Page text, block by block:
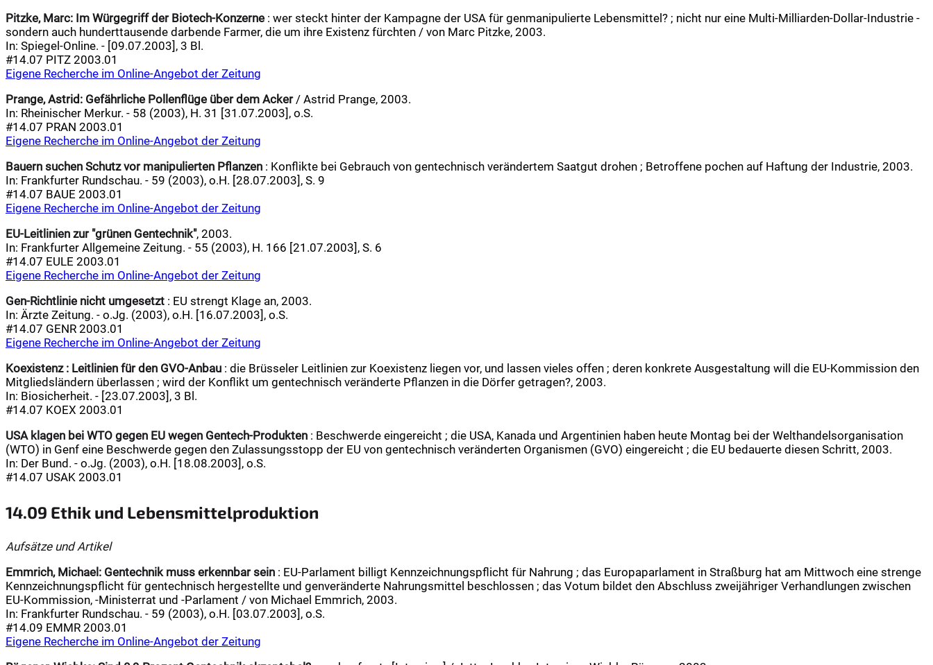
Pitzke, Marc: Im Würgegriff der Biotech-Konzerne : wer steckt hinter der Kampagne der USA für genmanipulierte Lebensmittel? ; nicht nur eine Multi-Milliarden-Dollar-Industrie -
sondern auch hunderttausende darbende Farmer, die um ihre Existenz fürchten / von Marc Pitzke, 2003.
In: Spiegel-Online. - [09.07.2003], 3 Bl.
#14.07 PITZ 2003.01
Eigene Recherche im Online-Angebot der Zeitung
Prange, Astrid: Gefährliche Pollenflüge über dem Acker/ Astrid Prange, 2003.
In: Rheinischer Merkur. - 58 (2003), H. 31 [31.07.2003], o.S.
#14.07 PRAN 2003.01
Eigene Recherche im Online-Angebot der Zeitung
Bauern suchen Schutz vor manipulierten Pflanzen : Konflikte bei Gebrauch von gentechnisch verändertem Saatgut drohen ; Betroffene pochen auf Haftung der Industrie, 2003.
In: Frankfurter Rundschau. - 59 (2003), o.H. [28.07.2003], S. 9
#14.07 BAUE 2003.01
Eigene Recherche im Online-Angebot der Zeitung
EU-Leitlinien zur "grünen Gentechnik", 2003.
In: Frankfurter Allgemeine Zeitung. - 55 (2003), H. 166 [21.07.2003], S. 6
#14.07 EULE 2003.01
Eigene Recherche im Online-Angebot der Zeitung
Gen-Richtlinie nicht umgesetzt : EU strengt Klage an, 2003.
In: Ärzte Zeitung. - o.Jg. (2003), o.H. [16.07.2003], o.S.
#14.07 GENR 2003.01
Eigene Recherche im Online-Angebot der Zeitung
Koexistenz : Leitlinien für den GVO-Anbau : die Brüsseler Leitlinien zur Koexistenz liegen vor, und lassen vieles offen ; deren konkrete Ausgestaltung will die EU-Kommission den
Mitgliedsländern überlassen ; wird der Konflikt um gentechnisch veränderte Pflanzen in die Dörfer getragen?, 2003.
In: Biosicherheit. - [23.07.2003], 3 Bl.
#14.07 KOEX 2003.01
USA klagen bei WTO gegen EU wegen Gentech-Produkten : Beschwerde eingereicht ; die USA, Kanada und Argentinien haben heute Montag bei der Welthandelsorganisation
(WTO) in Genf eine Beschwerde gegen den Zulassungsstopp der EU von gentechnisch veränderten Organismen (GVO) eingereicht ; die EU bedauerte diesen Schritt, 2003.
In: Der Bund. - o.Jg. (2003), o.H. [18.08.2003], o.S.
#14.07 USAK 2003.01
14.09 Ethik und Lebensmittelproduktion
Aufsätze und Artikel
Emmrich, Michael: Gentechnik muss erkennbar sein : EU-Parlament billigt Kennzeichnungspflicht für Nahrung ; das Europaparlament in Straßburg hat am Mittwoch eine strenge
Kennzeichnungspflicht für gentechnisch hergestellte und genveränderte Nahrungsmittel beschlossen ; das Votum bildet den Abschluss zweijähriger Verhandlungen zwischen
EU-Kommission, -Ministerrat und -Parlament / von Michael Emmrich, 2003.
In: Frankfurter Rundschau. - 59 (2003), o.H. [03.07.2003], o.S.
#14.09 EMMR 2003.01
Eigene Recherche im Online-Angebot der Zeitung